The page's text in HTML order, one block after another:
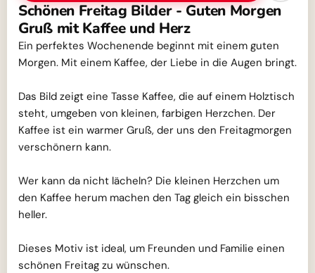
Schönen Freitag Bilder - Guten Morgen
Gruß mit Kaffee und Herz
Ein perfektes Wochenende beginnt mit einem guten
Morgen. Mit einem Kaffee, der Liebe in die Augen bringt.
Das Bild zeigt eine Tasse Kaffee, die auf einem Holztisch
steht, umgeben von kleinen, farbigen Herzchen. Der
Kaffee ist ein warmer Gruß, der uns den Freitagmorgen
verschönern kann.
Wer kann da nicht lächeln? Die kleinen Herzchen um
den Kaffee herum machen den Tag gleich ein bisschen
heller.
Dieses Motiv ist ideal, um Freunden und Familie einen
schönen Freitag zu wünschen.